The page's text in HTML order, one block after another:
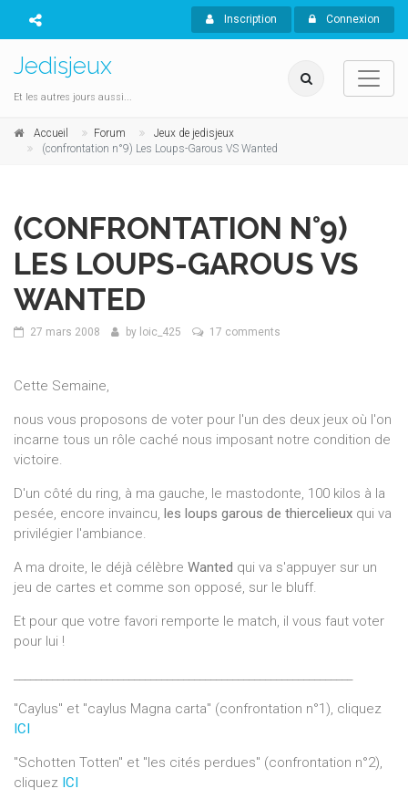
Inscription Connexion
Jedisjeux
Et les autres jours aussi...
Accueil Forum
Jeux de jedisjeux
(confrontation n°9) Les Loups-Garous VS Wanted
(CONFRONTATION N°9)
LES LOUPS-GAROUS VS
WANTED
27 mars 2008 by loic_425 17 comments
Cette Semaine,
nous vous proposons de voter pour l'un des deux jeux où l'on
incarne tous un rôle caché nous imposant notre condition de
victoire.
D'un côté du ring, à ma gauche, le mastodonte, 100 kilos à la
pesée, encore invaincu, les loups garous de thiercelieux qui va
privilégier l'ambiance.
A ma droite, le déjà célèbre Wanted qui va s'appuyer sur un
jeu de cartes et comme son opposé, sur le bluff.
Et pour que votre favori remporte le match, il vous faut voter
pour lui !
"Caylus" et "caylus Magna carta" (confrontation n°1), cliquez
ICI
"Schotten Totten" et "les cités perdues" (confrontation n°2),
cliquez ICI